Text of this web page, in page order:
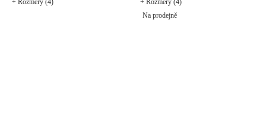
+ Rozměry (4)
+ Rozměry (4)
Na prodejně